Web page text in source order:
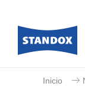
Inicio